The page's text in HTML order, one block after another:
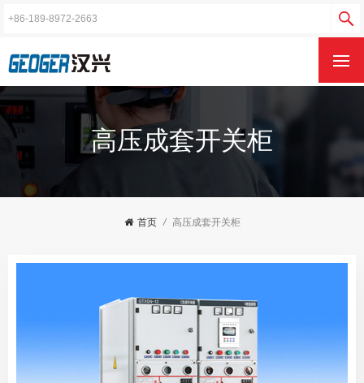
高压成套开关柜
首页 / 高压成套开关柜